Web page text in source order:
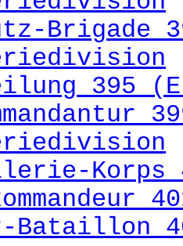
Brigade
395
Korps
Bataillon